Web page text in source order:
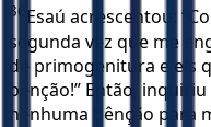
36 Esaú acrescentou:
segunda vez que me
de primogenitura e eis
bênção!” Então,
nenhuma bênção para